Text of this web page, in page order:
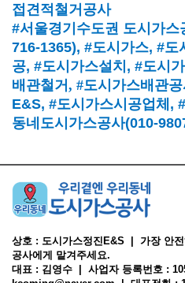
접견적철거공사
#서울경기수도권 도시가스
716-1365), #도시가스, #도
공, #도시가스설치 , #도시
배관철거, #도시가스배관
E&S, #도시가스시공업체 ,
동네도시가스공사(010-
상호 : 도시가스정진E&S | 가장 안
공사에게 맡겨주세요.
대표 : 김영수 | 사업자 등록번호 :